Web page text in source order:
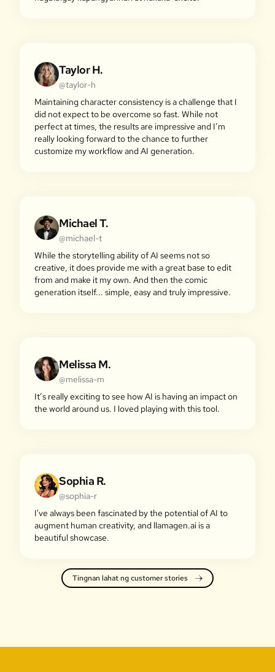
Taylor H.
@taylor-h
Maintaining character consistency is a challenge that I
did not expect to be overcome so fast. While not
perfect at times, the results are impressive and I’m
really looking forward to the chance to further
customize my workflow and AI generation.
Michael T.
@michael-t
While the storytelling ability of AI seems not so
creative, it does provide me with a great base to edit
from and make it my own. And then the comic
generation itself... simple, easy and truly impressive.
Melissa M.
@melissa-m
It’s really exciting to see how AI is having an impact on
the world around us. I loved playing with this tool.
Sophia R.
@sophia-r
I've always been fascinated by the potential of AI to
augment human creativity, and llamagen.ai is a
beautiful showcase.
Tingnan lahat ng customer stories